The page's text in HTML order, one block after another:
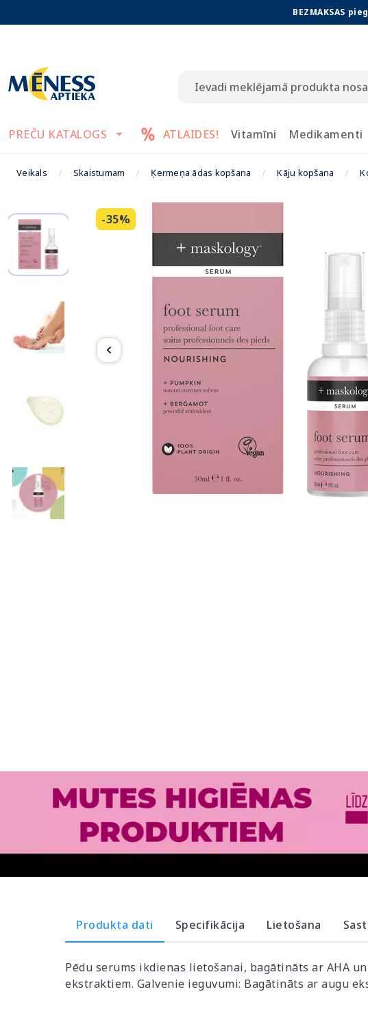
BEZMAKSAS
PREČU KATALOGS ATLAIDES! Vitamīni Medikamenti
Veikals Skaistumam Ķermeņa ādas kopšana Kāju kopšana
Item
-35%
Produkta dati Specifikācija Lietošana
Pēdu serums ikdienas lietošanai, bagātināts ar AHA
ekstraktiem. Galvenie ieguvumi: Bagātināts ar augu